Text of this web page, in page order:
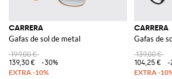
CARRERA
Gafas de sol de metal
199,00 €
139,30 €
-30%
CARRERA
Gafas de
139,00 €
104,25 €
-